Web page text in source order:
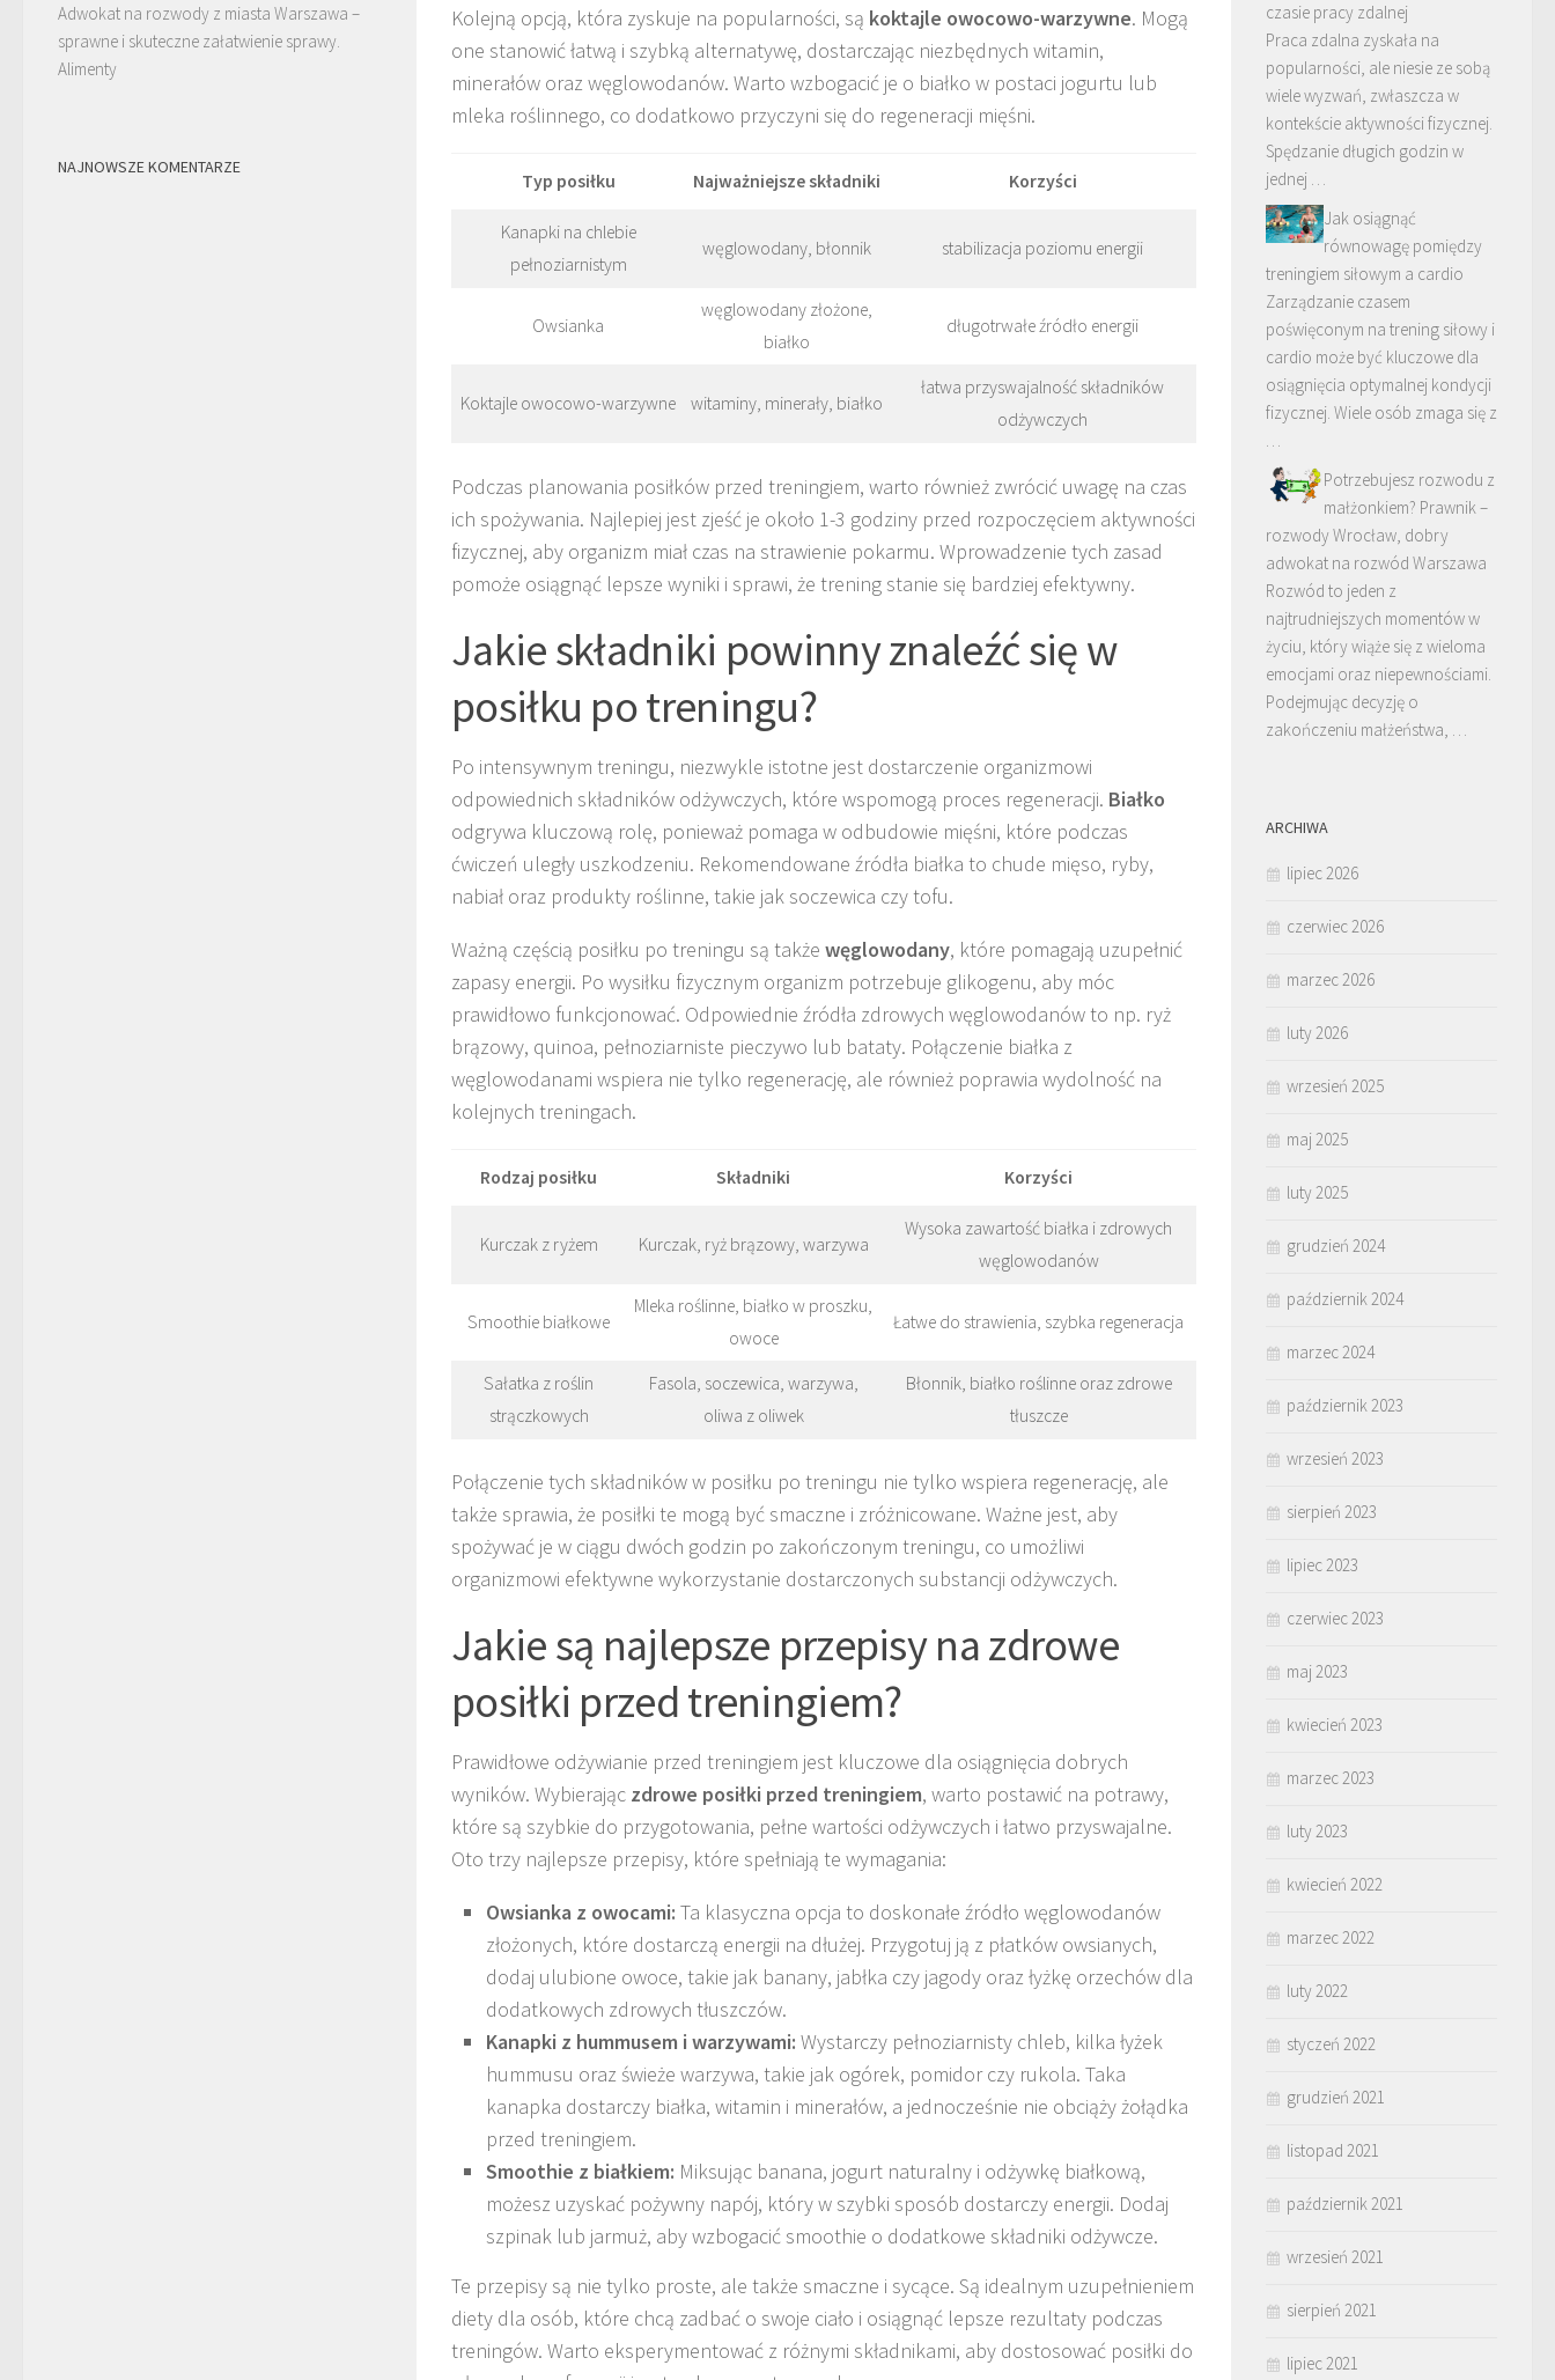
Kolejną opcją, która zyskuje na popularności, są koktajle owocowo-warzywne. Mogą
one stanowić łatwą i szybką alternatywę, dostarczając niezbędnych witamin,
minerałów oraz węglowodanów. Warto wzbogacić je o białko w postaci jogurtu lub
mleka roślinnego, co dodatkowo przyczyni się do regeneracji mięśni.
Typ posiłku Najważniejsze składniki Korzyści
Kanapki na chlebie
pełnoziarnistym
węglowodany, błonnik stabilizacja poziomu energii
Owsianka
węglowodany złożone,
białko
długotrwałe źródło energii
Koktajle owocowo-warzywne witaminy, minerały, białko
łatwa przyswajalność składników
odżywczych
Podczas planowania posiłków przed treningiem, warto również zwrócić uwagę na czas
ich spożywania. Najlepiej jest zjeść je około 1-3 godziny przed rozpoczęciem aktywności
fizycznej, aby organizm miał czas na strawienie pokarmu. Wprowadzenie tych zasad
pomoże osiągnąć lepsze wyniki i sprawi, że trening stanie się bardziej efektywny.
Jakie składniki powinny znaleźć się w
posiłku po treningu?
Po intensywnym treningu, niezwykle istotne jest dostarczenie organizmowi
odpowiednich składników odżywczych, które wspomogą proces regeneracji. Białko
odgrywa kluczową rolę, ponieważ pomaga w odbudowie mięśni, które podczas
ćwiczeń uległy uszkodzeniu. Rekomendowane źródła białka to chude mięso, ryby,
nabiał oraz produkty roślinne, takie jak soczewica czy tofu.
Ważną częścią posiłku po treningu są także węglowodany, które pomagają uzupełnić
zapasy energii. Po wysiłku fizycznym organizm potrzebuje glikogenu, aby móc
prawidłowo funkcjonować. Odpowiednie źródła zdrowych węglowodanów to np. ryż
brązowy, quinoa, pełnoziarniste pieczywo lub bataty. Połączenie białka z
węglowodanami wspiera nie tylko regenerację, ale również poprawia wydolność na
kolejnych treningach.
Rodzaj posiłku Składniki Korzyści
Kurczak z ryżem Kurczak, ryż brązowy, warzywa
Wysoka zawartość białka i zdrowych
węglowodanów
Smoothie białkowe
Mleka roślinne, białko w proszku,
owoce
Łatwe do strawienia, szybka regeneracja
Sałatka z roślin
strączkowych
Fasola, soczewica, warzywa,
oliwa z oliwek
Błonnik, białko roślinne oraz zdrowe
tłuszcze
Połączenie tych składników w posiłku po treningu nie tylko wspiera regenerację, ale
także sprawia, że posiłki te mogą być smaczne i zróżnicowane. Ważne jest, aby
spożywać je w ciągu dwóch godzin po zakończonym treningu, co umożliwi
organizmowi efektywne wykorzystanie dostarczonych substancji odżywczych.
Jakie są najlepsze przepisy na zdrowe
posiłki przed treningiem?
Prawidłowe odżywianie przed treningiem jest kluczowe dla osiągnięcia dobrych
wyników. Wybierając zdrowe posiłki przed treningiem, warto postawić na potrawy,
które są szybkie do przygotowania, pełne wartości odżywczych i łatwo przyswajalne.
Oto trzy najlepsze przepisy, które spełniają te wymagania:
Owsianka z owocami: Ta klasyczna opcja to doskonałe źródło węglowodanów
złożonych, które dostarczą energii na dłużej. Przygotuj ją z płatków owsianych,
dodaj ulubione owoce, takie jak banany, jabłka czy jagody oraz łyżkę orzechów dla
dodatkowych zdrowych tłuszczów.
Kanapki z hummusem i warzywami: Wystarczy pełnoziarnisty chleb, kilka łyżek
hummusu oraz świeże warzywa, takie jak ogórek, pomidor czy rukola. Taka
kanapka dostarczy białka, witamin i minerałów, a jednocześnie nie obciąży żołądka
przed treningiem.
Smoothie z białkiem: Miksując banana, jogurt naturalny i odżywkę białkową,
możesz uzyskać pożywny napój, który w szybki sposób dostarczy energii. Dodaj
szpinak lub jarmuż, aby wzbogacić smoothie o dodatkowe składniki odżywcze.
Te przepisy są nie tylko proste, ale także smaczne i sycące. Są idealnym uzupełnieniem
diety dla osób, które chcą zadbać o swoje ciało i osiągnąć lepsze rezultaty podczas
treningów. Warto eksperymentować z różnymi składnikami, aby dostosować posiłki do
Adwokat na rozwody z miasta Warszawa –
sprawne i skuteczne załatwienie sprawy.
Alimenty
NAJNOWSZE KOMENTARZE
czasie pracy zdalnej
Praca zdalna zyskała na
popularności, ale niesie ze sobą
wiele wyzwań, zwłaszcza w
kontekście aktywności fizycznej.
Spędzanie długich godzin w
jednej …
Jak osiągnąć
równowagę pomiędzy
treningiem siłowym a cardio
Zarządzanie czasem
poświęconym na trening siłowy i
cardio może być kluczowe dla
osiągnięcia optymalnej kondycji
fizycznej. Wiele osób zmaga się z
…
Potrzebujesz rozwodu z
małżonkiem? Prawnik –
rozwody Wrocław, dobry
adwokat na rozwód Warszawa
Rozwód to jeden z
najtrudniejszych momentów w
życiu, który wiąże się z wieloma
emocjami oraz niepewnościami.
Podejmując decyzję o
zakończeniu małżeństwa, …
ARCHIWA
lipiec 2026
czerwiec 2026
marzec 2026
luty 2026
wrzesień 2025
maj 2025
luty 2025
grudzień 2024
październik 2024
marzec 2024
październik 2023
wrzesień 2023
sierpień 2023
lipiec 2023
czerwiec 2023
maj 2023
kwiecień 2023
marzec 2023
luty 2023
kwiecień 2022
marzec 2022
luty 2022
styczeń 2022
grudzień 2021
listopad 2021
październik 2021
wrzesień 2021
sierpień 2021
lipiec 2021